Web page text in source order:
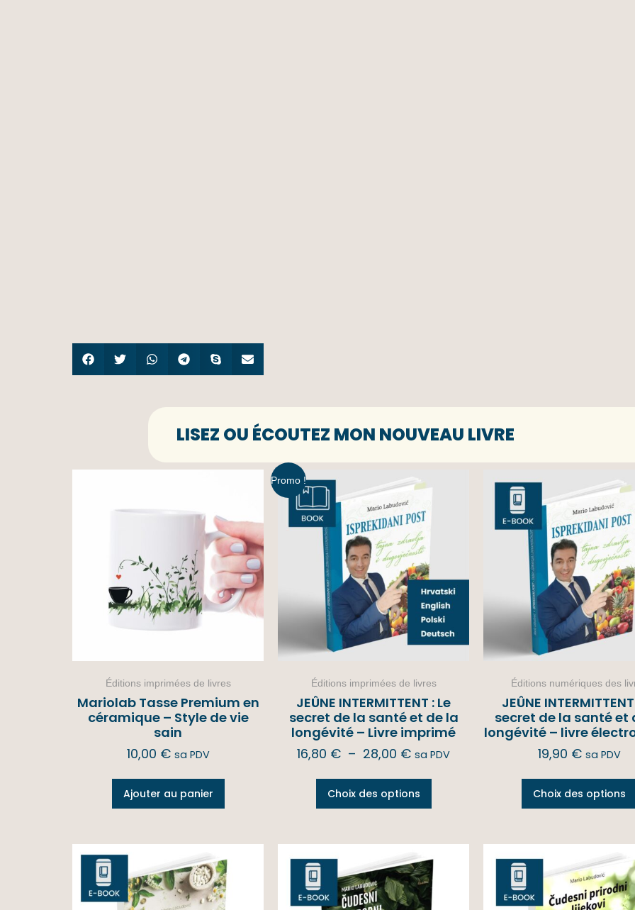
LISEZ OU ÉCOUTEZ MON NOUVEAU LIVRE
Éditions imprimées de livres
Mariolab Tasse Premium en
céramique – Style de vie
sain
10,00 € sa PDV
Ajouter au panier
Promo !
Éditions imprimées de livres
JEÛNE INTERMITTENT : Le
secret de la santé et de la
longévité – Livre imprimé
16,80 € – 28,00 € sa PDV
Choix des options
Éditions numériques des
JEÛNE
secret de la santé et
longévité – livre
19,90 € sa PDV
Choix des options